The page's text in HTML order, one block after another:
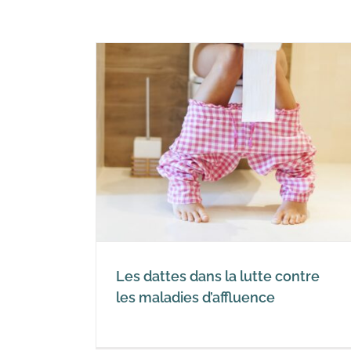
Les dattes dans la lutte contre
les maladies d’affluence